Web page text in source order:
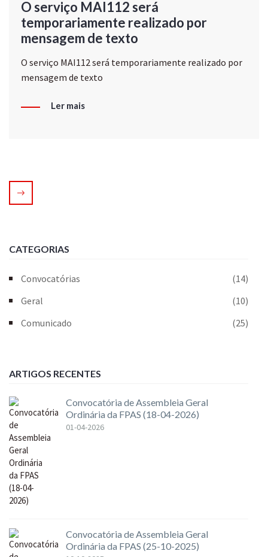
O serviço MAI112 será
temporariamente realizado por
mensagem de texto
O serviço MAI112 será temporariamente realizado por
mensagem de texto
Ler mais
CATEGORIAS
Convocatórias
(14)
Geral
(10)
Comunicado
(25)
ARTIGOS RECENTES
Convocatória de Assembleia Geral
Ordinária da FPAS (18-04-2026)
01-04-2026
Convocatória de Assembleia Geral
Ordinária da FPAS (25-10-2025)